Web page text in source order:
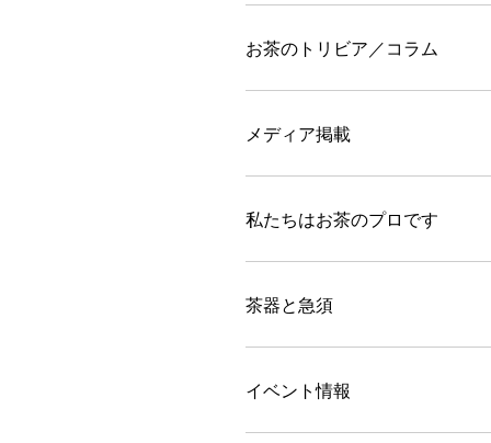
お茶のトリビア／コラム
メディア掲載
私たちはお茶のプロです
茶器と急須
イベント情報